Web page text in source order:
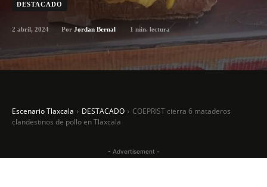
DESTACADO
2 abril, 2024 Por Jordan Bernal 1 min. lectura
Escenario Tlaxcala DESTACADO
COEPRIST cierra 6 mataderos
clandestinos de pollo en Tlaxcala
- Advertisement -